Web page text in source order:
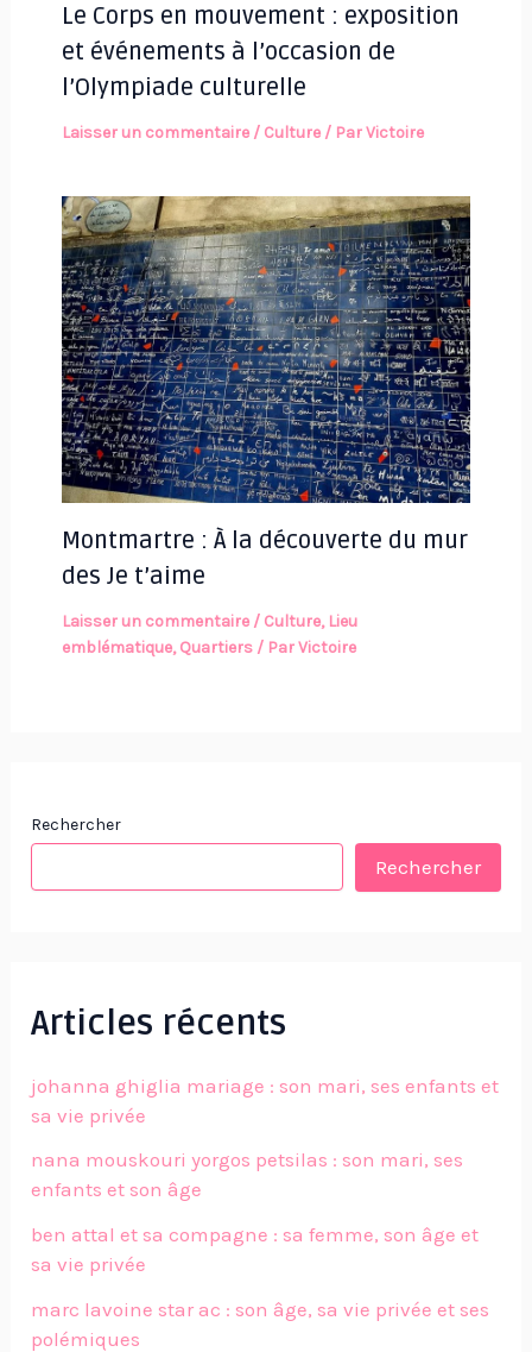
Le Corps en mouvement : exposition
et événements à l’occasion de
l’Olympiade culturelle
Laisser un commentaire / Culture/ ParVictoire
Montmartre : À la découverte du mur
des Je t’aime
Laisser un commentaire / Culture, Lieu
emblématique,Quartiers/ ParVictoire
Rechercher
Rechercher
Articles récents
johanna ghiglia mariage : son mari, ses enfants et
sa vie privée
nana mouskouri yorgos petsilas : son mari, ses
enfants et son âge
ben attal et sa compagne : sa femme, son âge et
sa vie privée
marc lavoine star ac : son âge, sa vie privée et ses
polémiques